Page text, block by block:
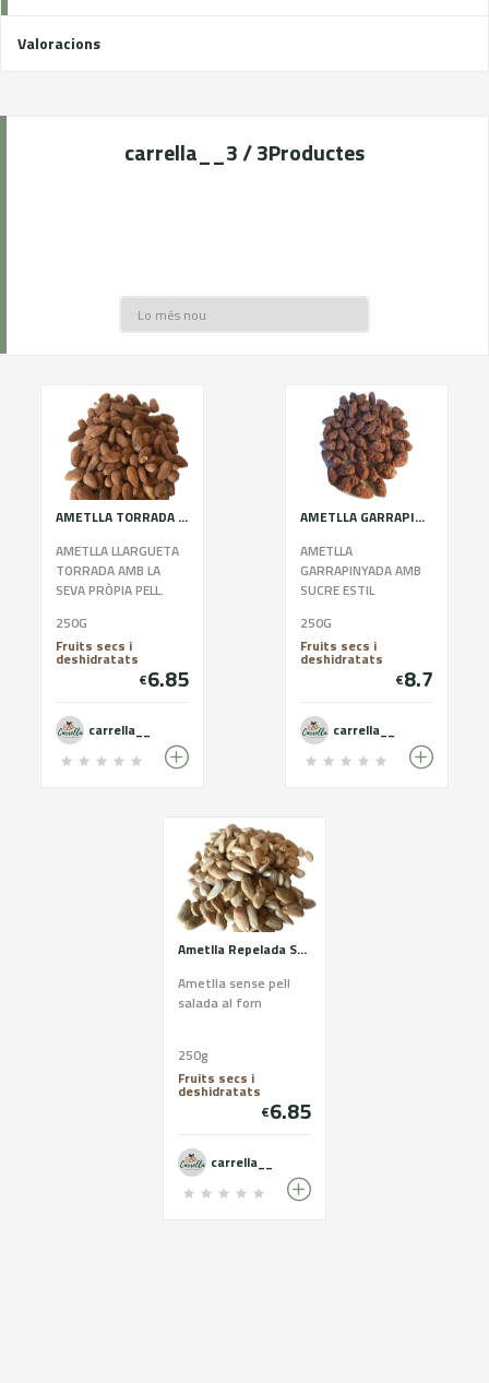
Valoracions
carrella__ 3 / 3Productes
AMETLLA TORRADA AMB PELL
AMETLLA LLARGUETA
TORRADA AMB LA
SEVA PRÒPIA PELL.
BOSSES
BIODEGRADABLES I
100X100 SENSE
CONSERVANTS.
SAL.
250G
Fruits secs i
deshidratats
€6.85
carrella__
AMETLLA GARRAPINYADA PAQUITA
AMETLLA
GARRAPINYADA AMB
SUCRE ESTIL
EMPAQUETADA AMB
BOSSES
BIODEGRADABLES I
CONTÉ SUCRE.
250G
Fruits secs i
deshidratats
€8.7
carrella__
Ametlla Repelada Salada
Ametlla sense pell
salada al forn
250g
Fruits secs i
deshidratats
€6.85
carrella__